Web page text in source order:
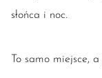
słońca i noc.
To samo miejsce,